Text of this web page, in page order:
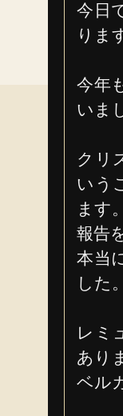
今日
りま
今年
いま
クリ
いう
ます。
報告
本当
した。
レミ
あり
ベル